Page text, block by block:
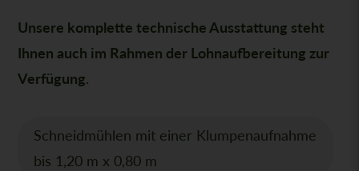
Unsere komplette technische Ausstattung steht
Ihnen auch im Rahmen der Lohnaufbereitung zur
Verfügung.
Schneidmühlen mit einer Klumpenaufnahme
bis 1,20 m x 0,80 m